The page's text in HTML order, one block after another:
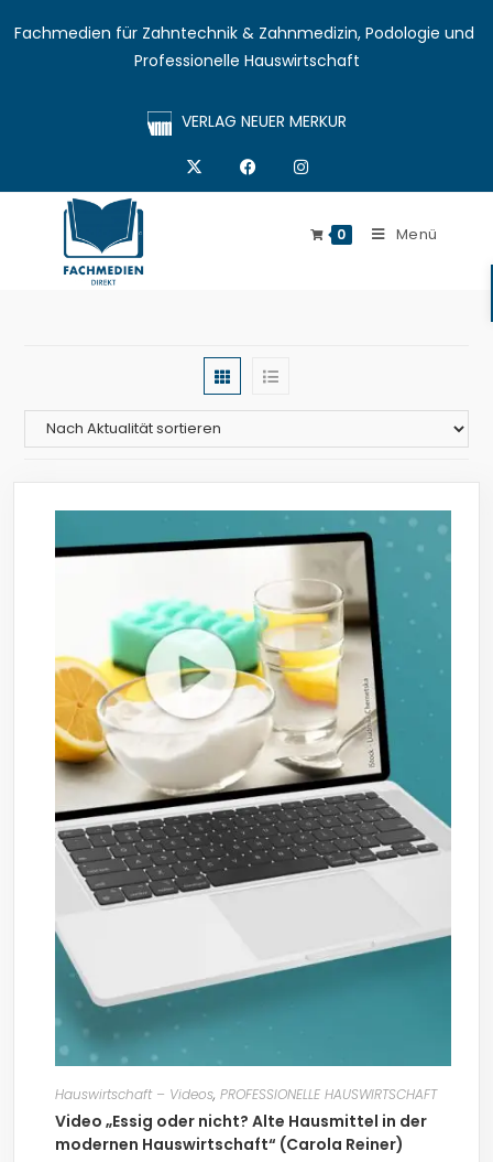
Fachmedien für Zahntechnik & Zahnmedizin, Podologie und
Professionelle Hauswirtschaft
VERLAG NEUER MERKUR
0 Menü
Hauswirtschaft – Videos, PROFESSIONELLE HAUSWIRTSCHAFT
Video „Essig oder nicht? Alte Hausmittel in der
modernen Hauswirtschaft“ (Carola Reiner)